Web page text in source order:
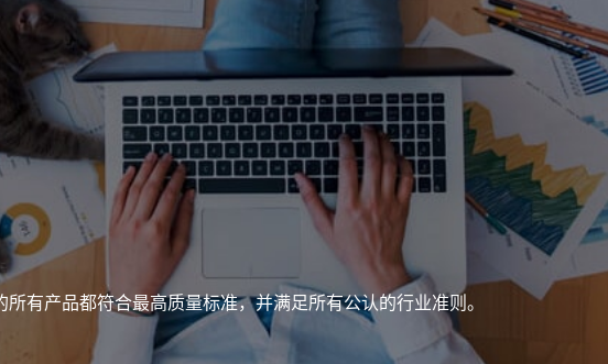
有产品都符合最高质量标准，并满足所有公认的行业准则。